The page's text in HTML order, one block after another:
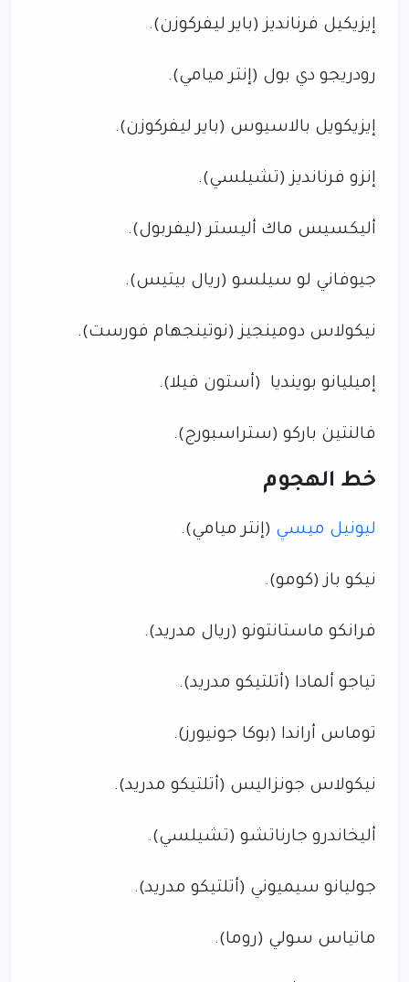
إيزيكيل فرنانديز (باير ليفركوزن).
رودريجو دي بول (إنتر ميامي).
إيزيكويل بالاسيوس (باير ليفركوزن).
إنزو فرنانديز (تشيلسي).
أليكسيس ماك أليستر (ليفربول).
جيوفاني لو سيلسو (ريال بيتيس).
نيكولاس دومينجيز (نوتينجهام فورست).
إميليانو بوينديا (أستون فيلا).
فالنتين باركو (ستراسبورج).
خط الهجوم
ليونيل ميسي (إنتر ميامي).
نيكو باز (كومو).
فرانكو ماستانتونو (ريال مدريد).
تياجو ألمادا (أتلتيكو مدريد).
توماس أراندا (بوكا جونيورز).
نيكولاس جونزاليس (أتلتيكو مدريد).
أليخاندرو جارناتشو (تشيلسي).
جوليانو سيميوني (أتلتيكو مدريد).
ماتياس سولي (روما).